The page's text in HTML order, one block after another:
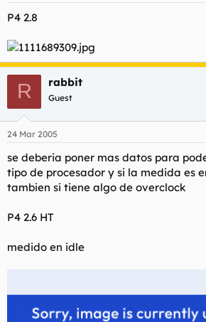
P4 2.8
R rabbit
Guest
24 Mar 2005
se deberia poner mas datos para
tipo de procesador y si la medida es
tambien si tiene algo de overclock
P4 2.6 HT
medido en idle